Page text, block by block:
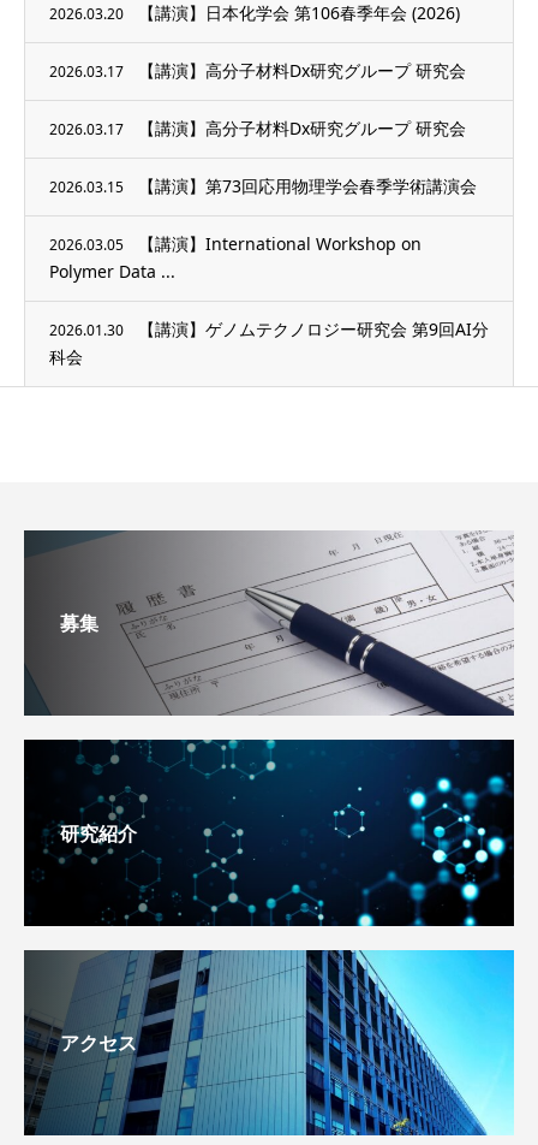
2026.03.20 【講演】日本化学会 第106春季年会 (2026)
2026.03.17 【講演】高分子材料Dx研究グループ 研究会
2026.03.17 【講演】高分子材料Dx研究グループ 研究会
2026.03.15 【講演】第73回応用物理学会春季学術講演会
2026.03.05
【講演】International Workshop on
Polymer Data ...
2026.01.30
【講演】ゲノムテクノロジー研究会 第9回AI分
科会
募集
研究紹介
アクセス